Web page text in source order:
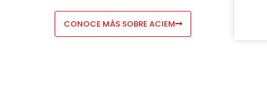
CONOCE MÁS SOBRE ACIEM